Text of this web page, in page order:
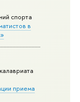
спорта
в
приема